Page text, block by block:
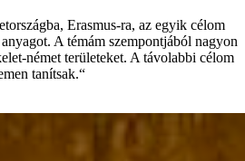
Erasmus-ra, az egyik célom
A témám szempontjából nagyon
német területeket. A távolabbi célom
tanítsak.“